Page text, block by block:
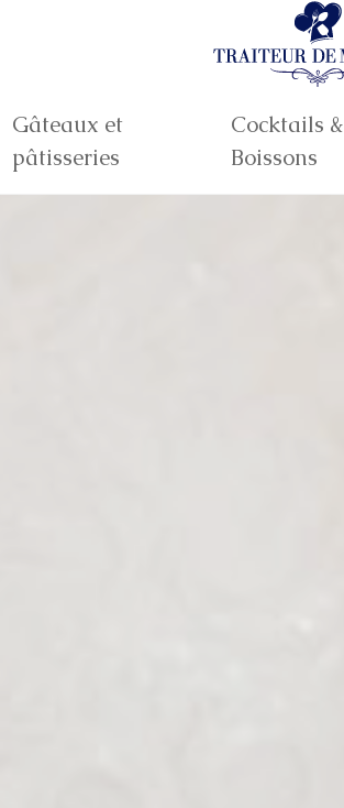
Gâteaux et
pâtisseries
Cocktails &
Boissons